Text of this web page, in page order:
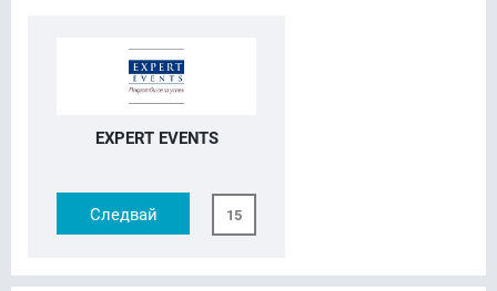
EXPERT EVENTS
Следвай 15